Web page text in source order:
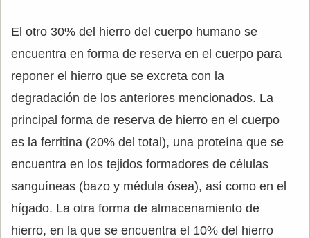
El otro 30% del hierro del cuerpo humano se
encuentra en forma de reserva en el cuerpo para
reponer el hierro que se excreta con la
degradación de los anteriores mencionados. La
principal forma de reserva de hierro en el cuerpo
es la ferritina (20% del total), una proteína que se
encuentra en los tejidos formadores de células
sanguíneas (bazo y médula ósea), así como en el
hígado. La otra forma de almacenamiento de
hierro, en la que se encuentra el 10% del hierro